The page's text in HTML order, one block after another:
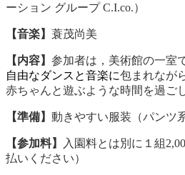
ーション グループ C.I.co.）
【音楽】 蓑茂尚美
【内容】 参加者は，美術館の一室
自由なダンスと音楽に包まれなが
赤ちゃんと遊ぶような時間を過ご
【準備】 動きやすい服装（パンツ系
【参加料】
入園料とは別に１組
払いください）